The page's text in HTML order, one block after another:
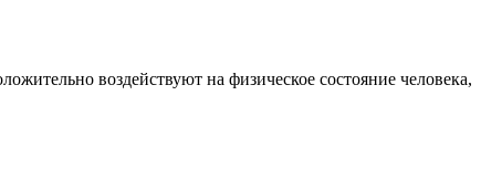
воздействуют на физическое состояние человека,